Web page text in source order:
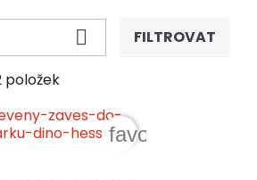
 FILTROVAT
položek
favorite_border